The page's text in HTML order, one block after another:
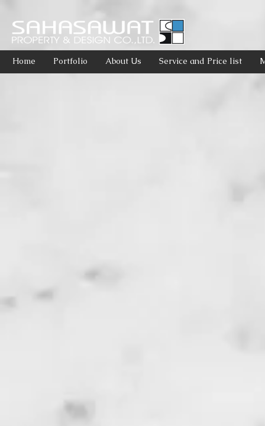
Home Portfolio About Us Service and Price list